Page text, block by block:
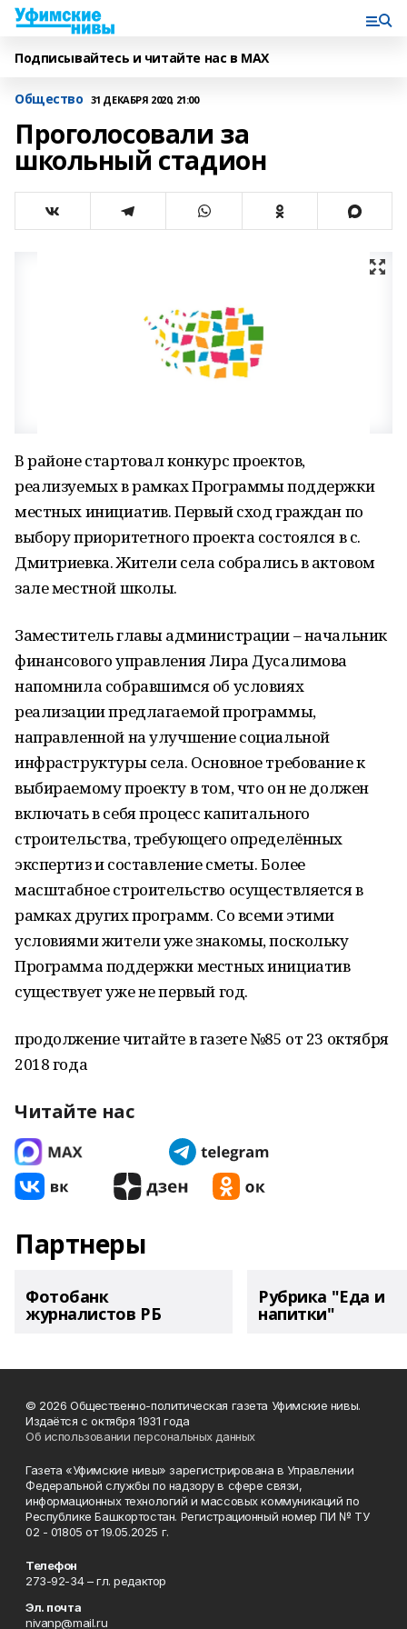
Подписывайтесь и читайте нас в MAX
Общество 31 ДЕКАБРЯ 2020, 21:00
Проголосовали за
школьный стадион
В районе стартовал конкурс проектов,
реализуемых в рамках Программы поддержки
местных инициатив. Первый сход граждан по
выбору приоритетного проекта состоялся в с.
Дмитриевка. Жители села собрались в актовом
зале местной школы.
Заместитель главы администрации – начальник
финансового управления Лира Дусалимова
напомнила собравшимся об условиях
реализации предлагаемой программы,
направленной на улучшение социальной
инфраструктуры села. Основное требование к
выбираемому проекту в том, что он не должен
включать в себя процесс капитального
строительства, требующего определённых
экспертиз и составление сметы. Более
масштабное строительство осуществляется в
рамках других программ. Со всеми этими
условиями жители уже знакомы, поскольку
Программа поддержки местных инициатив
существует уже не первый год.
продолжение читайте в газете №85 от 23 октября
2018 года
Читайте нас
Партнеры
Фотобанк
журналистов РБ
Рубрика "Еда и
напитки"
© 2026 Общественно-политическая газета Уфимские нивы.
Издаётся с октября 1931 года
Об использовании персональных данных
Газета «Уфимские нивы» зарегистрирована в Управлении
Федеральной службы по надзору в сфере связи,
информационных технологий и массовых коммуникаций по
Республике Башкортостан. Регистрационный номер ПИ № ТУ
02 - 01805 от 19.05.2025 г.
Телефон
273-92-34 – гл. редактор
Эл. почта
nivanp@mail.ru